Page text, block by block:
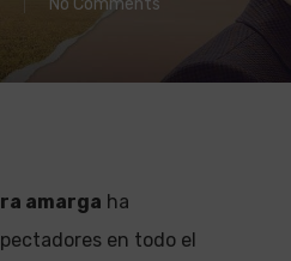
No Comments
amarga ha
en todo el